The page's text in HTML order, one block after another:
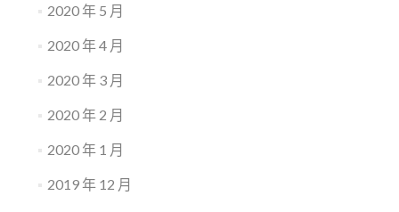
2020 年 5 月
2020 年 4 月
2020 年 3 月
2020 年 2 月
2020 年 1 月
2019 年 12 月